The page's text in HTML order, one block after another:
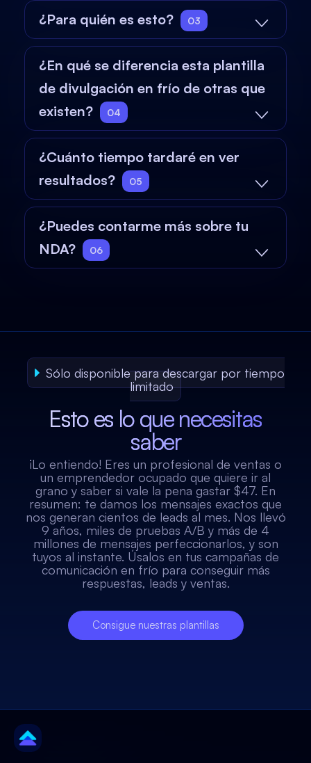
¿Para quién es esto? 03
¿En qué se diferencia esta plantilla
de divulgación en frío de otras que
existen?
04
¿Cuánto tiempo tardaré en ver
resultados?
05
¿Puedes contarme más sobre tu
NDA?
06
Sólo disponible para descargar por tiempo
limitado
Esto es lo que necesitas
saber
¡Lo entiendo! Eres un profesional de ventas o
un emprendedor ocupado que quiere ir al
grano y saber si vale la pena gastar $47. En
resumen: te damos los mensajes exactos que
nos generan cientos de leads al mes. Nos llevó
9 años, miles de pruebas A/B y más de 4
millones de mensajes perfeccionarlos, y son
tuyos al instante. Úsalos en tus campañas de
comunicación en frío para conseguir más
respuestas, leads y ventas.
Consigue nuestras plantillas